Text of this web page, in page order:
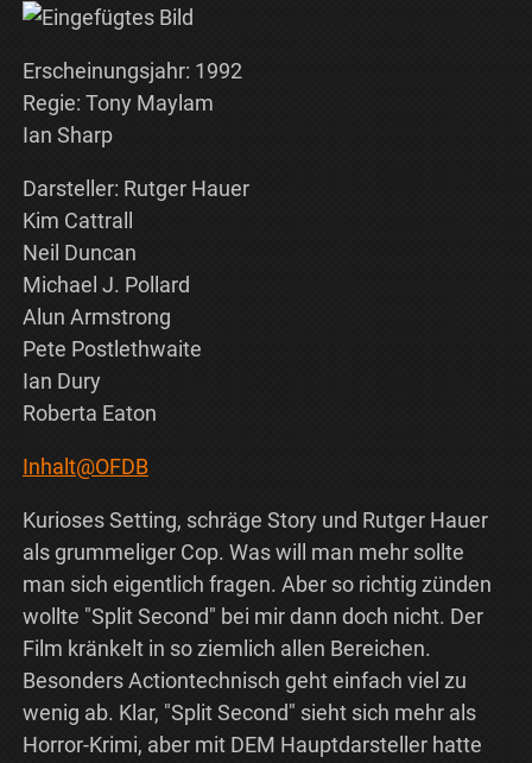
Erscheinungsjahr: 1992
Regie: Tony Maylam
Ian Sharp
Darsteller: Rutger Hauer
Kim Cattrall
Neil Duncan
Michael J. Pollard
Alun Armstrong
Pete Postlethwaite
Ian Dury
Roberta Eaton
Inhalt@OFDB
Kurioses Setting, schräge Story und Rutger Hauer
als grummeliger Cop. Was will man mehr sollte
man sich eigentlich fragen. Aber so richtig zünden
wollte "Split Second" bei mir dann doch nicht. Der
Film kränkelt in so ziemlich allen Bereichen.
Besonders Actiontechnisch geht einfach viel zu
wenig ab. Klar, "Split Second" sieht sich mehr als
Horror-Krimi, aber mit DEM Hauptdarsteller hatte